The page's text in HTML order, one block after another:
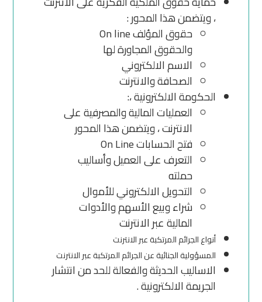
، ويتضمن هذا المحور :
حقوق المؤلف On line
والحقوق المجاورة لها
الاسم الالكتروني
الصحافة والانترنت
الحكومة الالكترونية ،:
العمليات المالية والمصرفية على
الانترنت ، ويتضمن هذا المحور
فتح الحسابات On Line
التعرف على العميل وأساليب
حملته
التحويل الالكتروني للأموال
شراء وبيع الأسهم والأدوات
المالية عبر الانترنت
أنواع الجرائم المرتكبة عبر الانترنت
المسؤولية الجنائية عن الجرائم المرتكبة عبر الانترنت
الاساليب الحديثة والفعالة للحد من انتشار
الجريمة الالكترونية .